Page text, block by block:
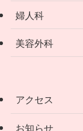
婦人科
美容外科
アクセス
お知らせ